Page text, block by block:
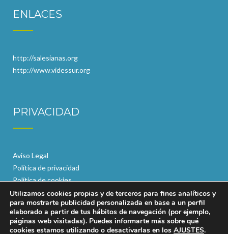
ENLACES
http://salesianas.org
http://www.videssur.org
PRIVACIDAD
Aviso Legal
Política de privacidad
Política de cookies
Utilizamos cookies propias y de terceros para fines analíticos y
para mostrarte publicidad personalizada en base a un perfil
elaborado a partir de tus hábitos de navegación (por ejemplo,
páginas web visitadas). Puedes informarte más sobre qué
cookies estamos utilizando o desactivarlas en los AJUSTES.